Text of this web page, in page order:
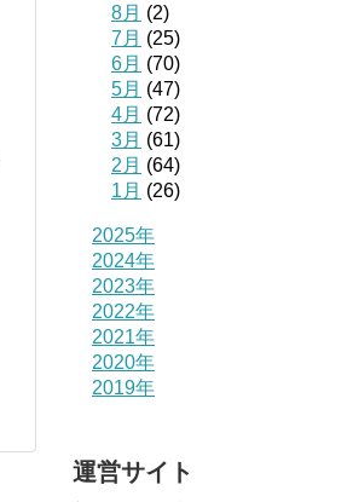
8月 (2)
7月 (25)
6月 (70)
5月 (47)
4月 (72)
3月 (61)
2月 (64)
1月 (26)
2025年
2024年
2023年
2022年
2021年
2020年
2019年
運営サイト